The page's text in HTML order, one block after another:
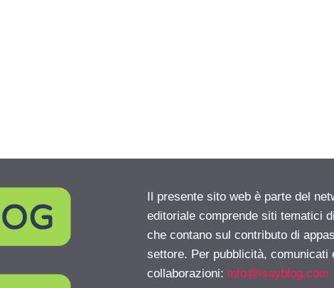
Il presente sito web è parte del
editoriale comprende siti tematici
che contano sul contributo di
settore. Per pubblicità, comunicati
collaborazioni: info@isayblog.com